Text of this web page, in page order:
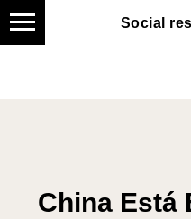
Social
Social
China Está